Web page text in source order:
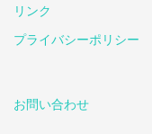
リンク
プライバシーポリシー
お問い合わせ